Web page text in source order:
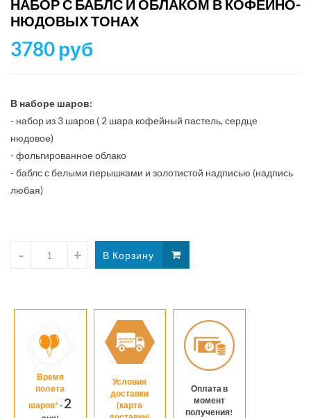
облаком
сердцем
розовых
НАБОР С БАБЛС И ОБЛАКОМ В КОФЕЙНО-
НЮДОВЫХ ТОНАХ
3780 руб
В наборе шаров:
- набор из 3 шаров ( 2 шара кофейный пастель, сердце
нюдовое)
- фольгированное облако
- баблс с белыми перышками и золотистой надписью (надпись
любая)
Время
полета
шаров*- 2
Условия
доставки
(карта
Оплата в
момент
получения!